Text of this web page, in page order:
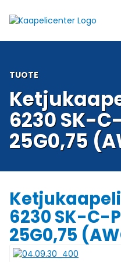
sisältöön
TUOTE
6230 SK-
25G0,75
Ketjukaapeli
6230 SK-C-
25G0,75